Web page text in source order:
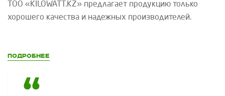
ТОО «KILOWATT .KZ» предлагает продукцию только
хорошего качества и надежных производителей.
Подробнее